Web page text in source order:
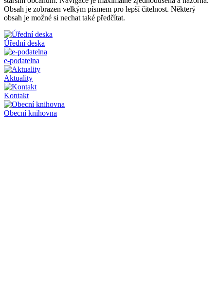
Obsah je zobrazen velkým písmem pro lepší čitelnost. Některý
obsah je možné si nechat také předčítat.
Úřední deska
e-podatelna
Aktuality
Kontakt
Obecní knihovna